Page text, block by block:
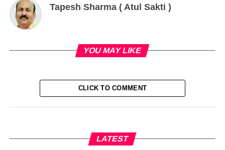
Tapesh Sharma ( Atul Sakti )
YOU MAY LIKE
CLICK TO COMMENT
LATEST